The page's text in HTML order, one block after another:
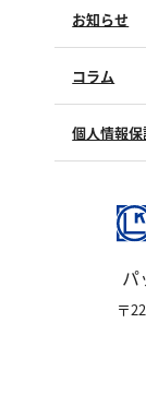
製品のご購
水銀使用製
該非判定書
試薬サンプル
お知らせ
コラム
個人情報
〒
pH
ほう素
シアン
ふっ素
ホルムア
過酸化水素